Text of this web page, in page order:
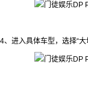
4、进入具体车型，选择“大